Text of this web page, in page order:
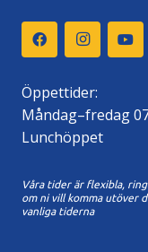
Öppettider:
Måndag–fredag
Lunchöppet
Våra tider är flexibla, ring
om ni vill komma utöver
vanliga tiderna